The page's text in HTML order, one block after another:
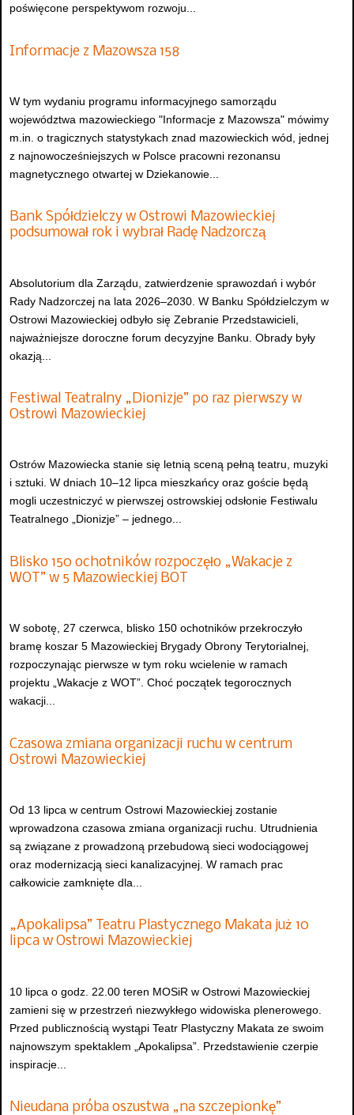
poświęcone perspektywom rozwoju...
Informacje z Mazowsza 158
W tym wydaniu programu informacyjnego samorządu
województwa mazowieckiego "Informacje z Mazowsza" mówimy
m.in. o tragicznych statystykach znad mazowieckich wód, jednej
z najnowocześniejszych w Polsce pracowni rezonansu
magnetycznego otwartej w Dziekanowie...
Bank Spółdzielczy w Ostrowi Mazowieckiej
podsumował rok i wybrał Radę Nadzorczą
Absolutorium dla Zarządu, zatwierdzenie sprawozdań i wybór
Rady Nadzorczej na lata 2026–2030. W Banku Spółdzielczym w
Ostrowi Mazowieckiej odbyło się Zebranie Przedstawicieli,
najważniejsze doroczne forum decyzyjne Banku. Obrady były
okazją...
Festiwal Teatralny „Dionizje” po raz pierwszy w
Ostrowi Mazowieckiej
Ostrów Mazowiecka stanie się letnią sceną pełną teatru, muzyki
i sztuki. W dniach 10–12 lipca mieszkańcy oraz goście będą
mogli uczestniczyć w pierwszej ostrowskiej odsłonie Festiwalu
Teatralnego „Dionizje” – jednego...
Blisko 150 ochotników rozpoczęło „Wakacje z
WOT” w 5 Mazowieckiej BOT
W sobotę, 27 czerwca, blisko 150 ochotników przekroczyło
bramę koszar 5 Mazowieckiej Brygady Obrony Terytorialnej,
rozpoczynając pierwsze w tym roku wcielenie w ramach
projektu „Wakacje z WOT”. Choć początek tegorocznych
wakacji...
Czasowa zmiana organizacji ruchu w centrum
Ostrowi Mazowieckiej
Od 13 lipca w centrum Ostrowi Mazowieckiej zostanie
wprowadzona czasowa zmiana organizacji ruchu. Utrudnienia
są związane z prowadzoną przebudową sieci wodociągowej
oraz modernizacją sieci kanalizacyjnej. W ramach prac
całkowicie zamknięte dla...
„Apokalipsa” Teatru Plastycznego Makata już 10
lipca w Ostrowi Mazowieckiej
10 lipca o godz. 22.00 teren MOSiR w Ostrowi Mazowieckiej
zamieni się w przestrzeń niezwykłego widowiska plenerowego.
Przed publicznością wystąpi Teatr Plastyczny Makata ze swoim
najnowszym spektaklem „Apokalipsa”. Przedstawienie czerpie
inspiracje...
Nieudana próba oszustwa „na szczepionkę”